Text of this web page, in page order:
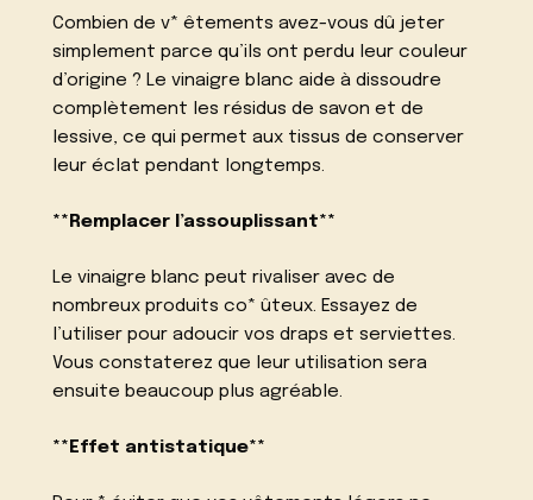
Combien de v* êtements avez-vous dû jeter
simplement parce qu’ils ont perdu leur couleur
d’origine ? Le vinaigre blanc aide à dissoudre
complètement les résidus de savon et de
lessive, ce qui permet aux tissus de conserver
leur éclat pendant longtemps.
**Remplacer l’assouplissant**
Le vinaigre blanc peut rivaliser avec de
nombreux produits co* ûteux. Essayez de
l’utiliser pour adoucir vos draps et serviettes.
Vous constaterez que leur utilisation sera
ensuite beaucoup plus agréable.
**Effet antistatique**